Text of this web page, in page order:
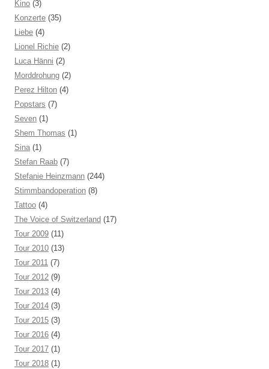
Kino (3)
Konzerte (35)
Liebe (4)
Lionel Richie (2)
Luca Hänni (2)
Morddrohung (2)
Perez Hilton (4)
Popstars (7)
Seven (1)
Shem Thomas (1)
Sina (1)
Stefan Raab (7)
Stefanie Heinzmann (244)
Stimmbandoperation (8)
Tattoo (4)
The Voice of Switzerland (17)
Tour 2009 (11)
Tour 2010 (13)
Tour 2011 (7)
Tour 2012 (9)
Tour 2013 (4)
Tour 2014 (3)
Tour 2015 (3)
Tour 2016 (4)
Tour 2017 (1)
Tour 2018 (1)